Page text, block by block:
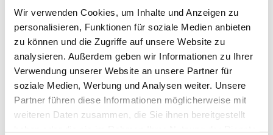
Wir verwenden Cookies, um Inhalte und Anzeigen zu
personalisieren, Funktionen für soziale Medien anbieten
zu können und die Zugriffe auf unsere Website zu
analysieren. Außerdem geben wir Informationen zu Ihrer
Verwendung unserer Website an unsere Partner für
soziale Medien, Werbung und Analysen weiter. Unsere
Partner führen diese Informationen möglicherweise mit
weiteren Daten zusammen, die Sie ihnen bereitgestellt